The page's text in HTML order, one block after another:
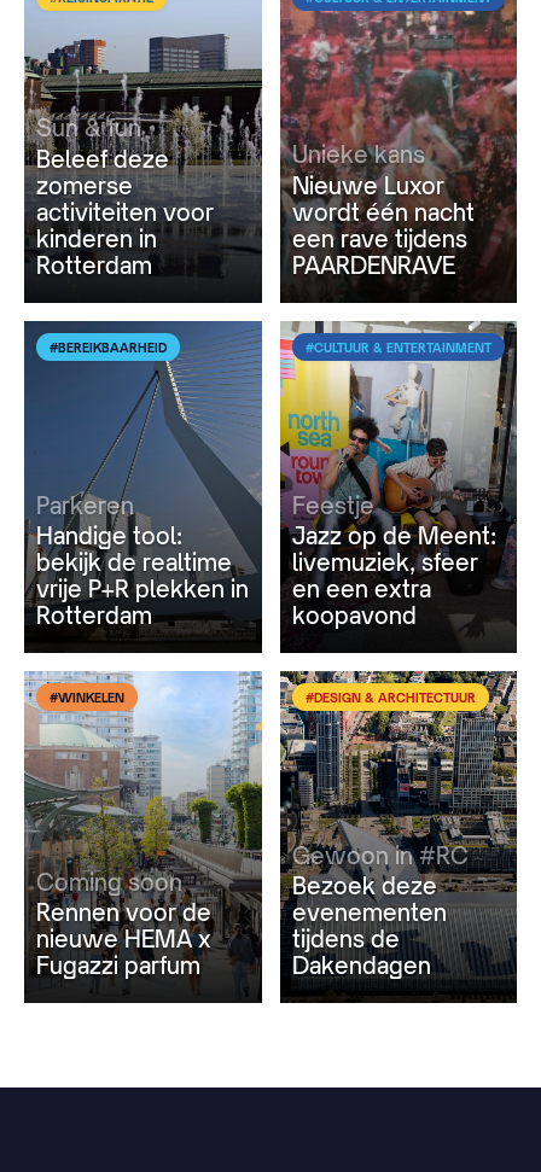
Sun & fun
Beleef deze
zomerse
activiteiten voor
kinderen in
Rotterdam
Unieke kans
Nieuwe Luxor
wordt één nacht
een rave tijdens
PAARDENRAVE
#BEREIKBAARHEID
Parkeren
Handige tool:
bekijk de realtime
vrije P+R plekken in
Rotterdam
#CULTUUR & ENTERTAINMENT
Feestje
Jazz op de Meent:
livemuziek, sfeer
en een extra
koopavond
#WINKELEN
Coming soon
Rennen voor de
nieuwe HEMA x
Fugazzi parfum
#DESIGN & ARCHITECTUUR
Gewoon in #RC
Bezoek deze
evenementen
tijdens de
Dakendagen